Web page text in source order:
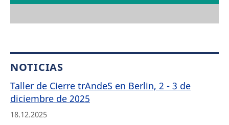
NOTICIAS
Taller de Cierre trAndeS en Berlin, 2 - 3 de
diciembre de 2025
18.12.2025